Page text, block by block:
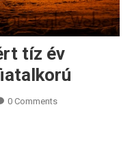
tíz év
0 Comments